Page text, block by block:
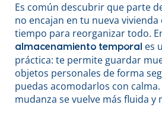
Es común descubrir que parte
no encajan en tu nueva vivienda
tiempo para reorganizar todo.
almacenamiento temporal
es
práctica: te permite guardar
objetos personales de forma
puedas acomodarlos con
mudanza se vuelve más fluida y